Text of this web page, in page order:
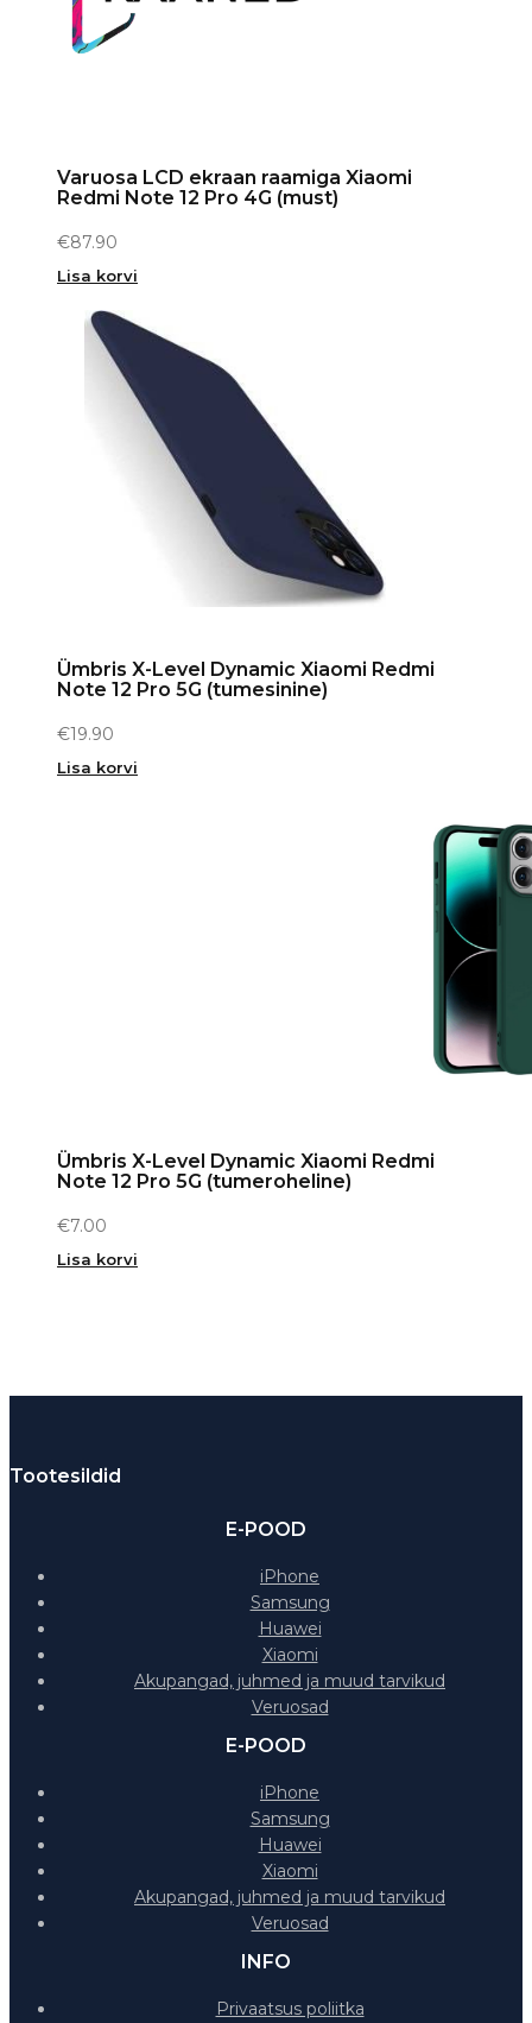
Varuosa LCD ekraan raamiga Xiaomi
Redmi Note 12 Pro 4G (must)
€87.90
Lisa korvi
Ümbris X-Level Dynamic Xiaomi Redmi
Note 12 Pro 5G (tumesinine)
€19.90
Lisa korvi
Ümbris X-Level Dynamic Xiaomi Redmi
Note 12 Pro 5G (tumeroheline)
€7.00
Lisa korvi
Tootesildid
E-POOD
iPhone
Samsung
Huawei
Xiaomi
Akupangad, juhmed ja muud tarvikud
Veruosad
E-POOD
iPhone
Samsung
Huawei
Xiaomi
Akupangad, juhmed ja muud tarvikud
Veruosad
INFO
Privaatsus poliitka